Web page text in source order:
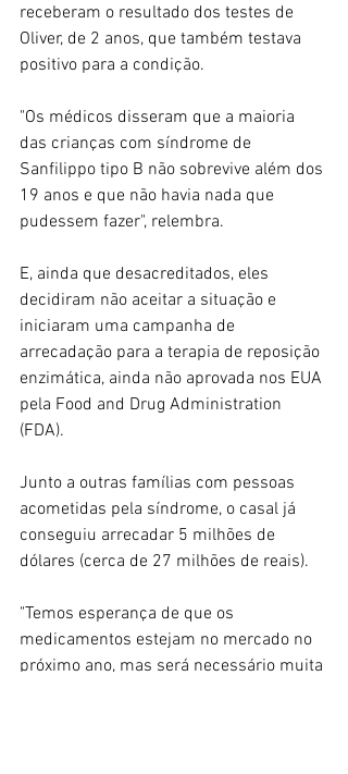
receberam o resultado dos testes de
Oliver, de 2 anos, que também testava
positivo para a condição.
"Os médicos disseram que a maioria
das crianças com síndrome de
Sanfilippo tipo B não sobrevive além dos
19 anos e que não havia nada que
pudessem fazer", relembra.
E, ainda que desacreditados, eles
decidiram não aceitar a situação e
iniciaram uma campanha de
arrecadação para a terapia de reposição
enzimática, ainda não aprovada nos EUA
pela Food and Drug Administration
(FDA).
Junto a outras famílias com pessoas
acometidas pela síndrome, o casal já
conseguiu arrecadar 5 milhões de
dólares (cerca de 27 milhões de reais).
"Temos esperança de que os
medicamentos estejam no mercado no
próximo ano, mas será necessário muita